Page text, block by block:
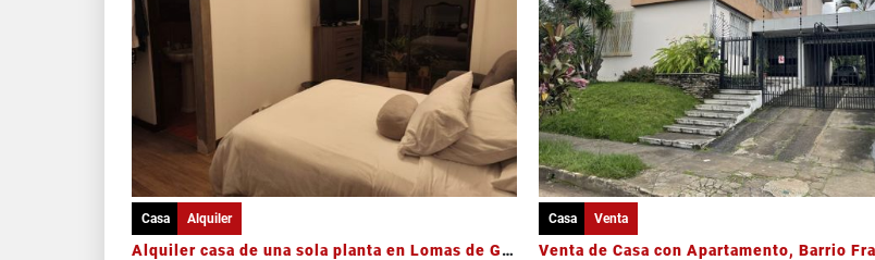
Casa Alquiler
Alquiler casa de una sola planta en Lomas de Granadilla
Casa Venta